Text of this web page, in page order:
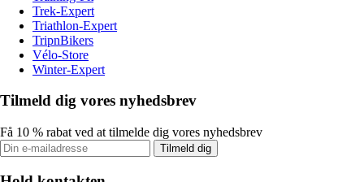
Trek-Expert
Triathlon-Expert
TripnBikers
Vélo-Store
Winter-Expert
Tilmeld dig vores nyhedsbrev
Få 10 % rabat ved at tilmelde dig vores nyhedsbrev
Tilmeld dig